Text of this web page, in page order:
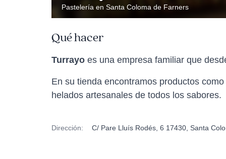
Pastelería en Santa Coloma de Farners
Qué hacer
Turrayo es una empresa familiar que
En su tienda encontramos productos
helados artesanales de todos los sabores.
Dirección: C/ Pare Lluís Rodés, 6 17430, Santa